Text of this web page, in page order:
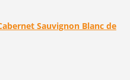
Sauvignon Blanc de